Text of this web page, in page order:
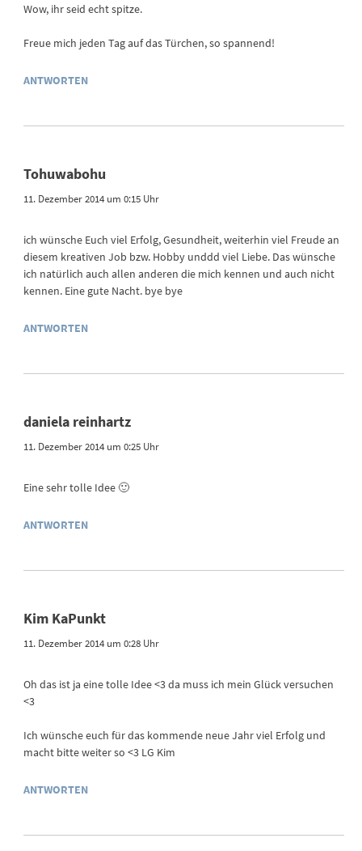
Wow, ihr seid echt spitze.
Freue mich jeden Tag auf das Türchen, so spannend!
ANTWORTEN
Tohuwabohu
11. Dezember 2014 um 0:15 Uhr
ich wünsche Euch viel Erfolg, Gesundheit, weiterhin viel Freude an
diesem kreativen Job bzw. Hobby unddd viel Liebe. Das wünsche
ich natürlich auch allen anderen die mich kennen und auch nicht
kennen. Eine gute Nacht. bye bye
ANTWORTEN
daniela reinhartz
11. Dezember 2014 um 0:25 Uhr
Eine sehr tolle Idee 🙂
ANTWORTEN
Kim KaPunkt
11. Dezember 2014 um 0:28 Uhr
Oh das ist ja eine tolle Idee <3 da muss ich mein Glück versuchen
<3
Ich wünsche euch für das kommende neue Jahr viel Erfolg und
macht bitte weiter so <3 LG Kim
ANTWORTEN